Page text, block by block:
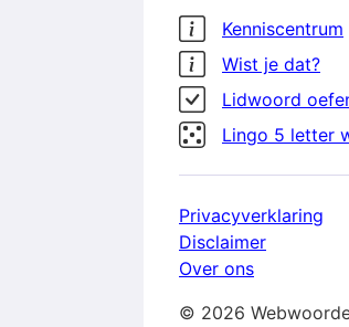
Kenniscentrum
Wist je dat?
Lidwoord
Lingo 5 letter
Privacyverklaring
Disclaimer
Over ons
© 2026